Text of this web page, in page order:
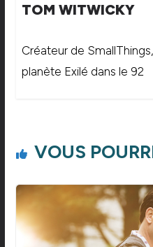
TOM WITWICKY
Créateur de
planète Exilé dans le 92
VOUS